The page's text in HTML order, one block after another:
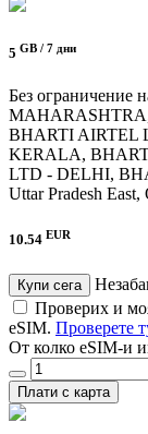
5 GB / 7 дни
Без ограничение
BHARTI AIRTEL
KERALA,
LTD - DELHI,
Uttar Pradesh
10.54 EUR
Купи сега
Проверих и
eSIM. Проверете
От колко eSIM-и
Плати с карта